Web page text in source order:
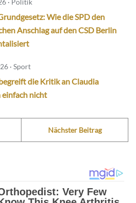
· Politik
Wie die SPD den
Anschlag auf den CSD Berlin
· Sport
die Kritik an Claudia
einfach nicht
Nächster Beitrag